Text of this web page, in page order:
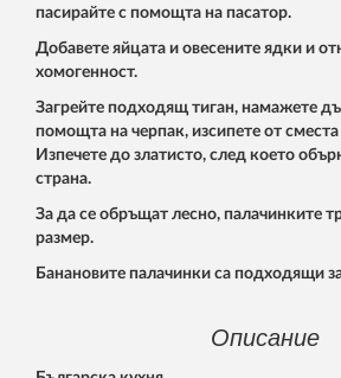
пасирайте с помощта на пасатор.
Добавете яйцата и овесените ядки и
хомогенност.
Загрейте подходящ тиган, намажете
помощта на черпак, изсипете от сместа
Изпечете до златисто, след което
страна.
За да се обръщат лесно, палачинките
размер.
Банановите палачинки са подходящи
Описание